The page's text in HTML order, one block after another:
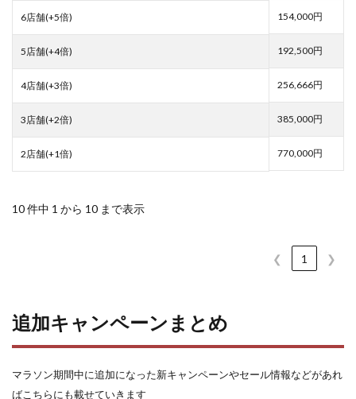
6店舗(+5倍) 154,000円
5店舗(+4倍) 192,500円
4店舗(+3倍) 256,666円
3店舗(+2倍) 385,000円
2店舗(+1倍) 770,000円
10 件中 1 から 10 まで表示
❮ 1 ❯
追加キャンペーンまとめ
マラソン期間中に追加になった新キャンペーンやセール情報などがあれ
ばこちらにも載せていきます